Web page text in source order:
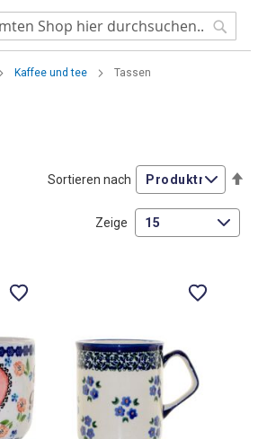
Kaffee und tee Tassen
Sortieren nach
Zeige